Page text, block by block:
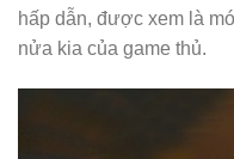
hấp dẫn, được xem là
nửa kia của game thủ.